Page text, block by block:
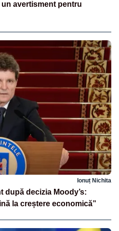
avertisment pentru
Ionuț Nichita
după decizia Moody’s:
la creștere economică”